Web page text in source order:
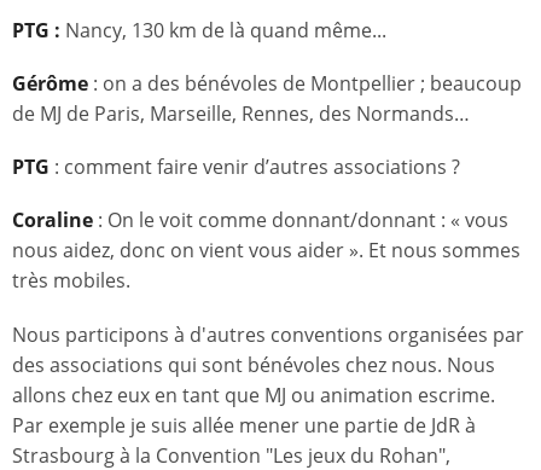
PTG : Nancy, 130 km de là quand même...
Gérôme : on a des bénévoles de Montpellier ; beaucoup
de MJ de Paris, Marseille, Rennes, des Normands…
PTG : comment faire venir d’autres associations ?
Coraline : On le voit comme donnant/donnant : « vous
nous aidez, donc on vient vous aider ». Et nous sommes
très mobiles.
Nous participons à d'autres conventions organisées par
des associations qui sont bénévoles chez nous. Nous
allons chez eux en tant que MJ ou animation escrime.
Par exemple je suis allée mener une partie de JdR à
Strasbourg à la Convention "Les jeux du Rohan",